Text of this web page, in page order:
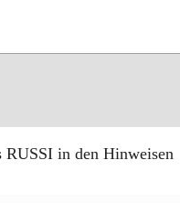
RUSSI in den Hinweisen